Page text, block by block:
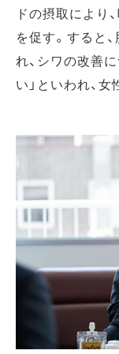
ドの摂取により
を促す。すると
れ、シワの改善
い」といわれ、